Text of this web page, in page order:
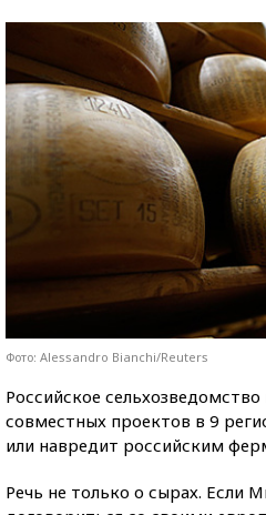
Фото: Alessandro Bianchi/Reuters
Российское
совместных проектов в 9
или навредит российским
Речь не только о сырах. Если